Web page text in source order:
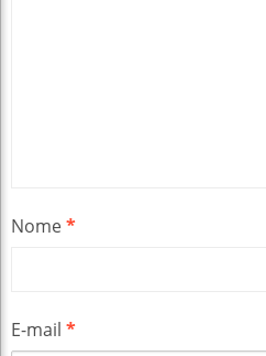
Nome*
E-mail *